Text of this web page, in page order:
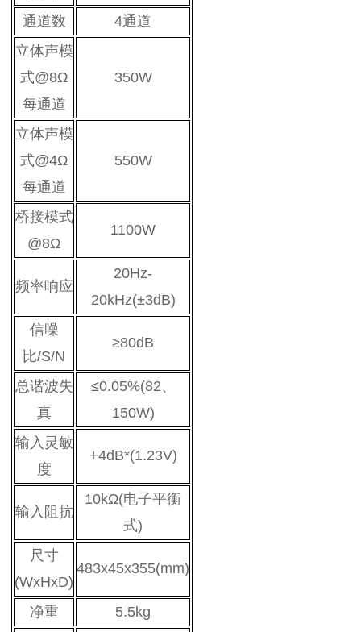
通道数
4通道
立体声模
式@8Ω
每通道
350W
立体声模
式@4Ω
每通道
550W
桥接模式
@8Ω
1100W
频率响应
20Hz-
20kHz(±3dB)
信噪
比/S/N
≥80dB
总谐波失
真
≤0.05%(82、
150W)
输入灵敏
度
+4dB*(1.23V)
输入阻抗
10kΩ(电子平衡
式)
尺寸
(WxHxD)
483x45x355(mm)
净重
5.5kg